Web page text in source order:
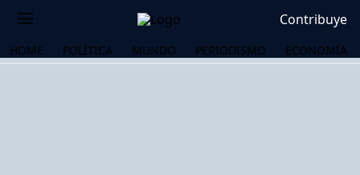
Contribuye
HOME POLÍTICA MUNDO PERIODISMO ECONOMÍA